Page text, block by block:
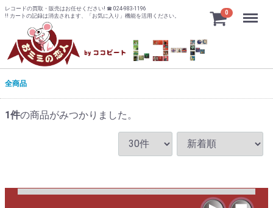
レコードの買取・販売はお任せください! ☎ 024-983-1196
!! カートの記録は消去されます、「お気に入り」機能を活用ください。
0 Menu
全商品
1件の商品がみつかりました。